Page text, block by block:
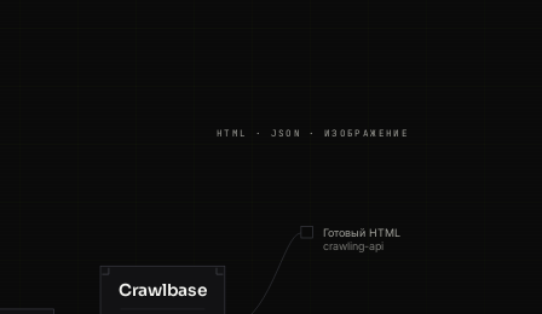
HTML · JSON · ИЗОБРАЖЕНИЕ
Crawlbase
Готовый HTML
crawling-api